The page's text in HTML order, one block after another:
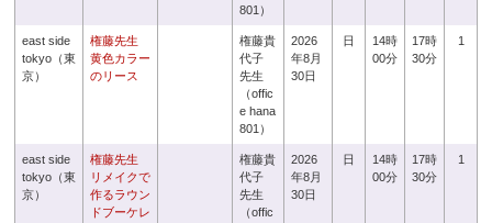
801）
east side
tokyo（東
京）
権藤先生
黄色カラー
のリース
権藤貴
代子
先生
（offic
e hana
801）
2026
年8月
30日
日
14時
00分
17時
30分
1
east side
tokyo（東
京）
権藤先生
リメイクで
作るラウン
ドブーケレ
権藤貴
代子
先生
（offic
2026
年8月
30日
日
14時
00分
17時
30分
1